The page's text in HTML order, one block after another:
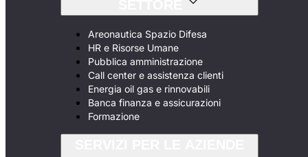
Areonautica Spazio Difesa
HR e Risorse Umane
Pubblica amministrazione
Call center e assistenza clienti
Energia oil gas e rinnovabili
Banca finanza e assicurazioni
Formazione